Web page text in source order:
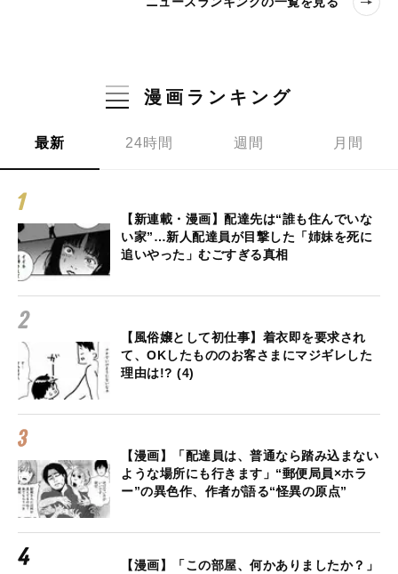
漫画ランキング
最新 24時間 週間 月間
【新連載・漫画】配達先は“誰も住んでいな
い家”…新人配達員が目撃した「姉妹を死に
追いやった」むごすぎる真相
【風俗嬢として初仕事】着衣即を要求され
て、OKしたもののお客さまにマジギレした
理由は!? (4)
【漫画】「配達員は、普通なら踏み込まない
ような場所にも行きます」“郵便局員×ホラ
ー”の異色作、作者が語る“怪異の原点”
【漫画】「この部屋、何かありましたか？」